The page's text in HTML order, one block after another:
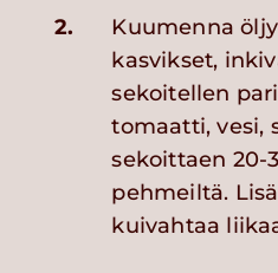
2.
Kuumenna
kasvikset,
sekoitellen
tomaatti, vesi,
sekoittaen 20-
pehmeiltä.
kuivahtaa